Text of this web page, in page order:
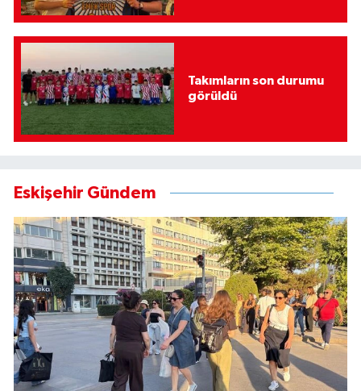
Takımların son durumu
görüldü
Eskişehir Gündem